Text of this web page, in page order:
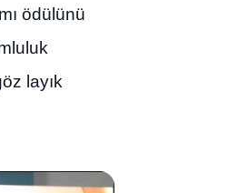
ödülünü
layık